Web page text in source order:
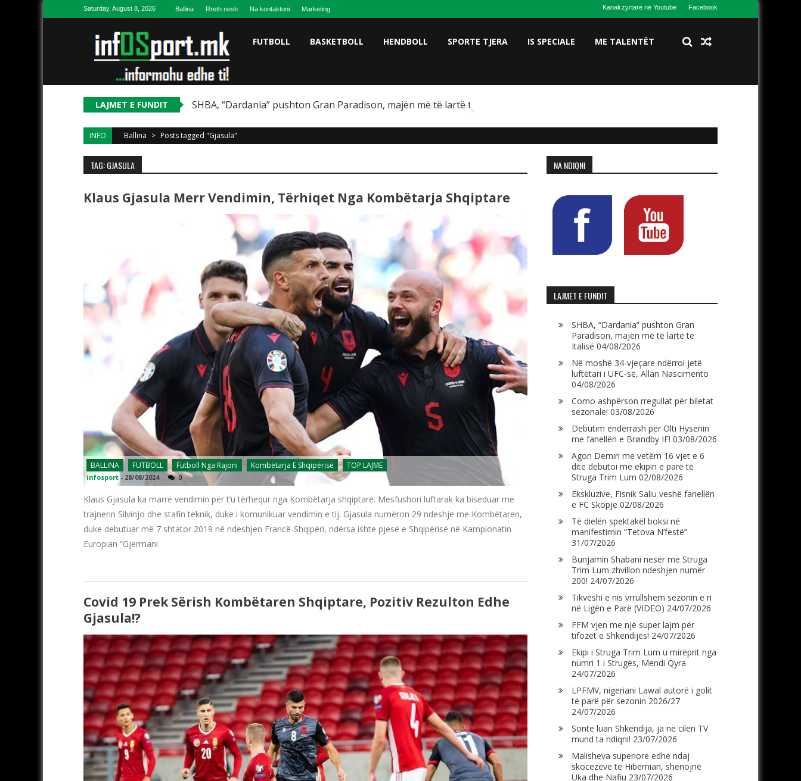
Skip to contentSaturday, August 8, 2026 Ballina Rreth nesh Na kontaktoni Marketing Kanali zyrtarë në Youtube Facebook
FUTBOLL BASKETBOLL HENDBOLL SPORTE TJERA IS SPECIALE ME TALENTËT
LAJMET E FUNDIT SHBA, “Dardania” pushton Gran Paradison, majën më të lartë të Italisë
INFO Ballina > Posts tagged "Gjasula"
TAG: GJASULA
Klaus Gjasula Merr Vendimin, Tërhiqet Nga Kombëtarja Shqiptare
BALLINA FUTBOLL Futboll Nga Rajoni Kombëtarja E Shqipërisë TOP LAJME
infosport - 28/08/2024 0
Klaus Gjasula ka marrë vendimin për t’u tërhequr nga Kombëtarja shqiptare. Mesfushori luftarak ka biseduar me
trajnerin Silvinjo dhe stafin teknik, duke i komunikuar vendimin e tij. Gjasula numëron 29 ndeshje me Kombëtaren,
duke debutuar më 7 shtator 2019 në ndeshjen Francë-Shqipëri, ndërsa ishte pjesë e Shqipërisë në Kampionatin
Europian “Gjermani
Covid 19 Prek Sërish Kombëtaren Shqiptare, Pozitiv Rezulton Edhe
Gjasula!?
NA NDIQNI
LAJMET E FUNDIT
SHBA, “Dardania” pushton Gran
Paradison, majën më të lartë të
Italisë 04/08/2026
Në moshë 34-vjeçare ndërroi jetë
luftëtari i UFC-së, Allan Nascimento
04/08/2026
Como ashpërson rregullat për biletat
sezonale! 03/08/2026
Debutim ëndërrash për Olti Hysenin
me fanellën e Brøndby IF! 03/08/2026
Agon Demiri me vetëm 16 vjet e 6
ditë debutoi me ekipin e parë të
Struga Trim Lum 02/08/2026
Ekskluzive, Fisnik Saliu veshë fanellën
e FC Skopje 02/08/2026
Të dielën spektakël boksi në
manifestimin “Tetova N’festë”
31/07/2026
Bunjamin Shabani nesër me Struga
Trim Lum zhvillon ndeshjen numër
200! 24/07/2026
Tikveshi e nis vrrullshëm sezonin e ri
në Ligën e Parë (VIDEO) 24/07/2026
FFM vjen me një super lajm për
tifozët e Shkëndijës! 24/07/2026
Ekipi i Struga Trim Lum u mirëprit nga
numri 1 i Strugës, Mendi Qyra
24/07/2026
LPFMV, nigeriani Lawal autorë i golit
të parë për sezonin 2026/27
24/07/2026
Sonte luan Shkëndija, ja në cilën TV
mund ta ndiqni! 23/07/2026
Malisheva superiore edhe ndaj
skocezëve të Hibernian, shënojnë
Uka dhe Nafiu 23/07/2026